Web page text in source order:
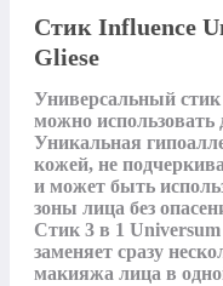
Стик Influence
Gliese
Универсальный
можно использовать
Уникальная
кожей, не
и может быть
зоны лица без
Стик 3 в 1
заменяет сразу
макияжа лица в